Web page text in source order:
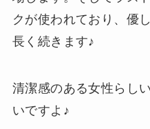
クが使われており、優
長く続きます♪
清潔感のある女性らし
いですよ♪